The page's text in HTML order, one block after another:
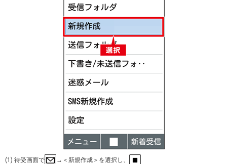
(1) 待受画面で →＜新規作成＞を選択し、